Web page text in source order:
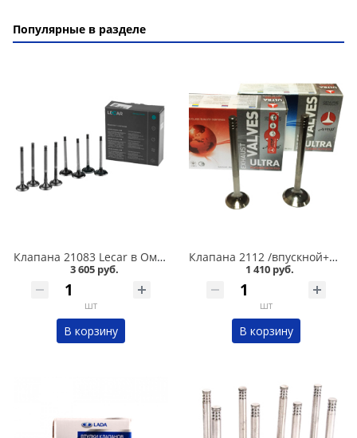
Популярные в разделе
Клапана 21083 Lecar в Омске
3 605 руб.
шт
В корзину
Клапана 2112 /впускной+выпускной/ 16 кл. ПОЛЬША в Омске
1 410 руб.
шт
В корзину